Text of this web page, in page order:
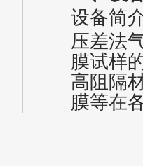
设备简
压差法
膜试样
高阻隔
膜等在